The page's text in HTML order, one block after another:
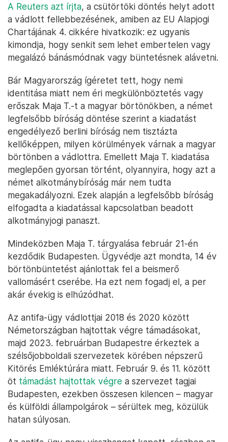
A Reuters azt írjta, a csütörtöki döntés helyt adott
a vádlott fellebbezésének, amiben az EU Alapjogi
Chartájának 4. cikkére hivatkozik: ez ugyanis
kimondja, hogy senkit sem lehet embertelen vagy
megalázó bánásmódnak vagy büntetésnek alávetni.
Bár Magyarország ígéretet tett, hogy nemi
identitása miatt nem éri megkülönböztetés vagy
erőszak Maja T.-t a magyar börtönökben, a német
legfelsőbb bíróság döntése szerint a kiadatást
engedélyező berlini bíróság nem tisztázta
kellőképpen, milyen körülmények várnak a magyar
börtönben a vádlottra. Emellett Maja T. kiadatása
meglepően gyorsan történt, olyannyira, hogy azt a
német alkotmánybíróság már nem tudta
megakadályozni. Ezek alapján a legfelsőbb bíróság
elfogadta a kiadatással kapcsolatban beadott
alkotmányjogi panaszt.
Mindeközben Maja T. tárgyalása február 21-én
kezdődik Budapesten. Ügyvédje azt mondta, 14 év
börtönbüntetést ajánlottak fel a beismerő
vallomásért cserébe. Ha ezt nem fogadj el, a per
akár évekig is elhúzódhat.
Az antifa-ügy vádlottjai 2018 és 2020 között
Németországban hajtottak végre támadásokat,
majd 2023. februárban Budapestre érkeztek a
szélsőjobboldali szervezetek körében népszerű
Kitörés Emléktúrára miatt. Február 9. és 11. között
öt támadást hajtottak végre a szervezet tagjai
Budapesten, ezekben összesen kilencen – magyar
és külföldi állampolgárok – sérültek meg, közülük
hatan súlyosan.